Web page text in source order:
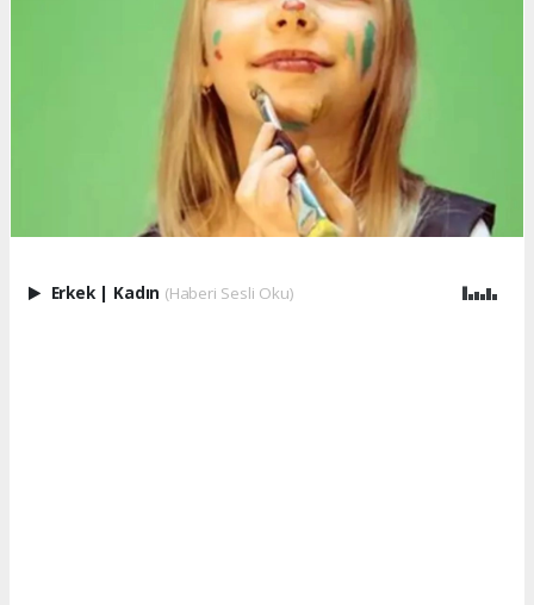
Erkek Kadın (Haberi Sesli Oku)